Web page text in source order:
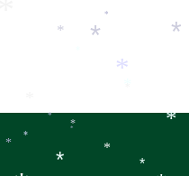
*
*
*
*
*
*
*
*
*
*
*
*
*
*